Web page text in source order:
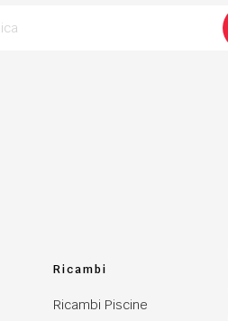
Ricambi
Ricambi Piscine